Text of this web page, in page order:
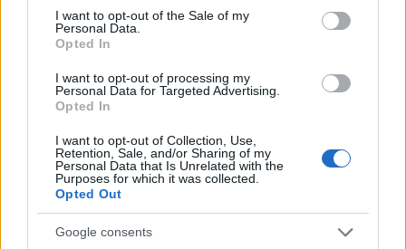
consent section.
I want to opt-out of the Sale of my
Personal Data.
Opted In
I want to opt-out of processing my
Personal Data for Targeted Advertising.
Opted In
I want to opt-out of Collection, Use,
Retention, Sale, and/or Sharing of my
Personal Data that Is Unrelated with the
Purposes for which it was collected.
Opted Out
Google consents
Έλεγχος φακέλου εντός 20 ημερών
Κοινοποίηση στον ενοικιαστή
Προθεσμία αντίδρασης (15 εργάσιμες ημέρες)